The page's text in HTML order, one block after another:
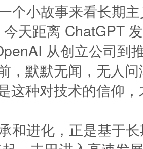
个小故事来看长期
天距离 ChatGPT
从创立公司到
，默默无闻，无人
这种对技术的信仰
和进化，正是基于